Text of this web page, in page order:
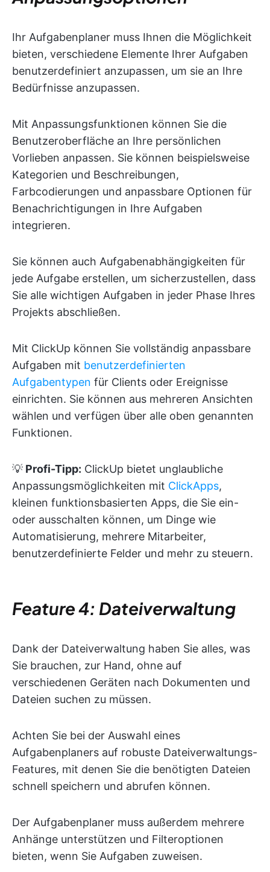
Ihr Aufgabenplaner muss Ihnen die Möglichkeit
bieten, verschiedene Elemente Ihrer Aufgaben
benutzerdefiniert anzupassen, um sie an Ihre
Bedürfnisse anzupassen.
Mit Anpassungsfunktionen können Sie die
Benutzeroberfläche an Ihre persönlichen
Vorlieben anpassen. Sie können beispielsweise
Kategorien und Beschreibungen,
Farbcodierungen und anpassbare Optionen für
Benachrichtigungen in Ihre Aufgaben
integrieren.
Sie können auch Aufgabenabhängigkeiten für
jede Aufgabe erstellen, um sicherzustellen, dass
Sie alle wichtigen Aufgaben in jeder Phase Ihres
Projekts abschließen.
Mit ClickUp können Sie vollständig anpassbare
Aufgaben mit benutzerdefinierten
Aufgabentypen für Clients oder Ereignisse
einrichten. Sie können aus mehreren Ansichten
wählen und verfügen über alle oben genannten
Funktionen.
💡 Profi-Tipp: ClickUp bietet unglaubliche
Anpassungsmöglichkeiten mit ClickApps,
kleinen funktionsbasierten Apps, die Sie ein-
oder ausschalten können, um Dinge wie
Automatisierung, mehrere Mitarbeiter,
benutzerdefinierte Felder und mehr zu steuern.
Feature 4: Dateiverwaltung
Dank der Dateiverwaltung haben Sie alles, was
Sie brauchen, zur Hand, ohne auf
verschiedenen Geräten nach Dokumenten und
Dateien suchen zu müssen.
Achten Sie bei der Auswahl eines
Aufgabenplaners auf robuste Dateiverwaltungs-
Features, mit denen Sie die benötigten Dateien
schnell speichern und abrufen können.
Der Aufgabenplaner muss außerdem mehrere
Anhänge unterstützen und Filteroptionen
bieten, wenn Sie Aufgaben zuweisen.